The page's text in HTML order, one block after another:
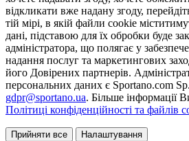
відкликати вже надану згоду,
тій мірі, в якій файли cookie
дані, підставою для їх обробки буде
адміністратора, що полягає у
надання послуг та маркетингових
його Довірених партнерів.
персональних даних є Sportano.com
gdpr@sportano.ua. Більше інформації
Політиці конфіденційності та файлів
Прийняти все Налаштування